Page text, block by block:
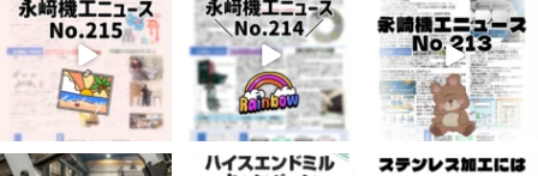
5 0 8 0 5 0
4月 20 4月 16 4月 13